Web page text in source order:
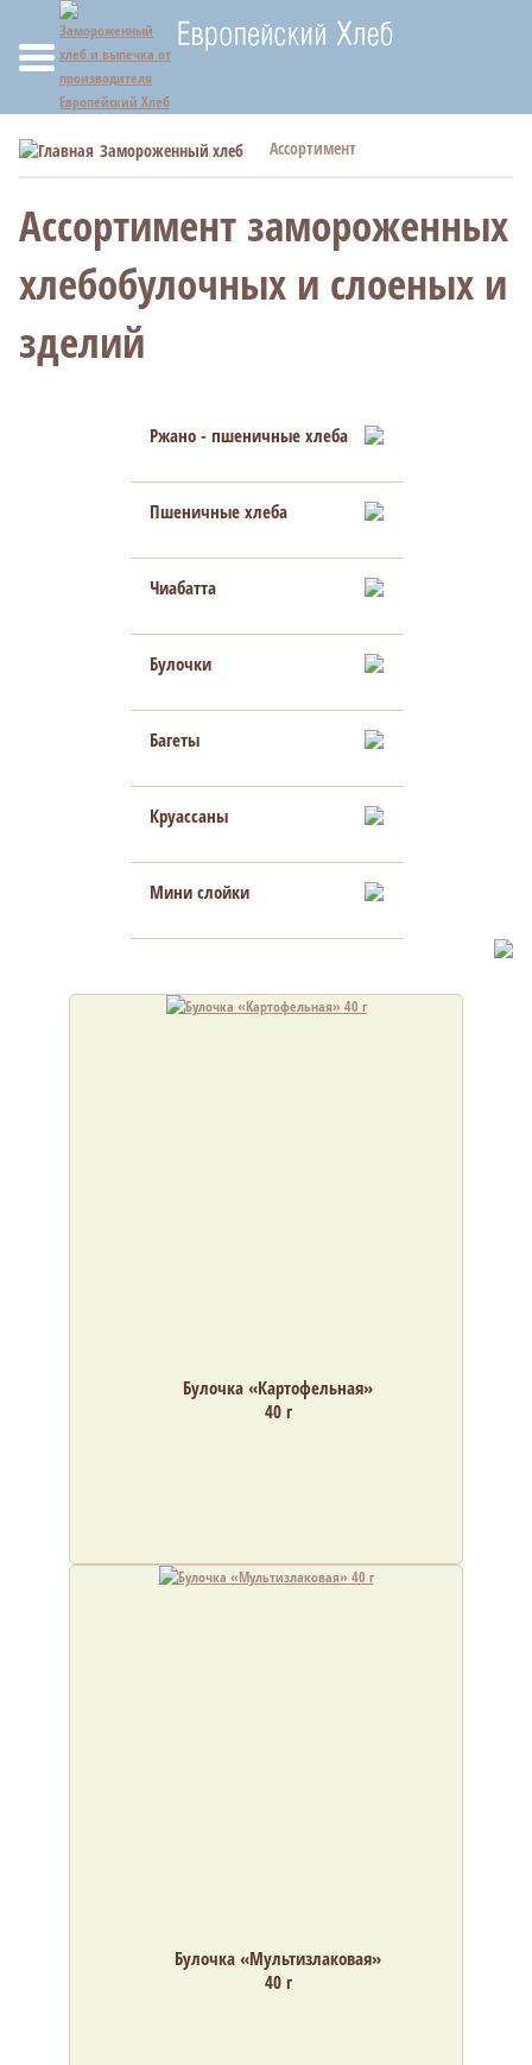
Замороженный хлеб Ассортимент
Ассортимент замороженных
хлебобулочных и слоеных и
зделий
Ржано - пшеничные хлеба
Пшеничные хлеба
Чиабатта
Булочки
Багеты
Круассаны
Мини слойки
Булочка «Картофельная»
40 г
Булочка «Мультизлаковая»
40 г